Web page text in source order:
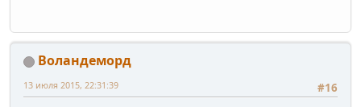
Воландеморд
#16
13 июля 2015, 22:31:39